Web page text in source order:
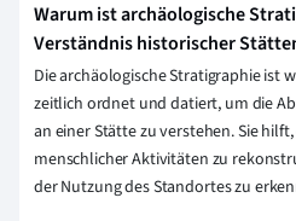
Warum ist archäologische
Verständnis historischer
Die archäologische Stratigraphie ist
zeitlich ordnet und datiert, um die
an einer Stätte zu verstehen. Sie
menschlicher Aktivitäten zu
der Nutzung des Standortes zu